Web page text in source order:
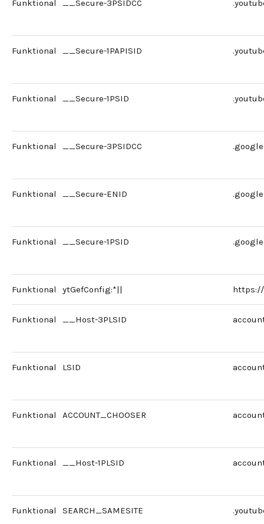
Funktional __Secure-3PSIDCC
Funktional __Secure-1PAPISID
Funktional __Secure-1PSID
Funktional __Secure-3PSIDCC
Funktional __Secure-ENID
Funktional __Secure-1PSID
Funktional ytGefConfig:*|| https://
Funktional __Host-3PLSID
Funktional LSID
Funktional ACCOUNT_CHOOSER
Funktional __Host-1PLSID
Funktional SEARCH_SAMESITE